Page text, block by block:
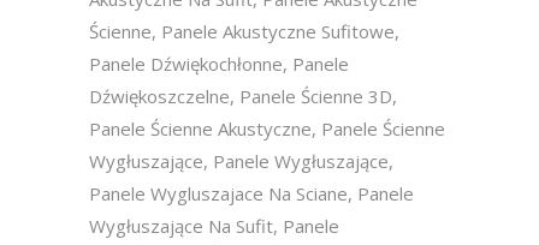
Ścienne, Panele Akustyczne Sufitowe,
Panele Dźwiękochłonne, Panele
Dźwiękoszczelne, Panele Ścienne 3D,
Panele Ścienne Akustyczne, Panele Ścienne
Wygłuszające, Panele Wygłuszające,
Panele Wygluszajace Na Sciane, Panele
Wygłuszające Na Sufit, Panele